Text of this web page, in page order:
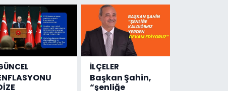
kaza
sayısı!
İLÇELER
Başkan Şahin,
“şenliğe